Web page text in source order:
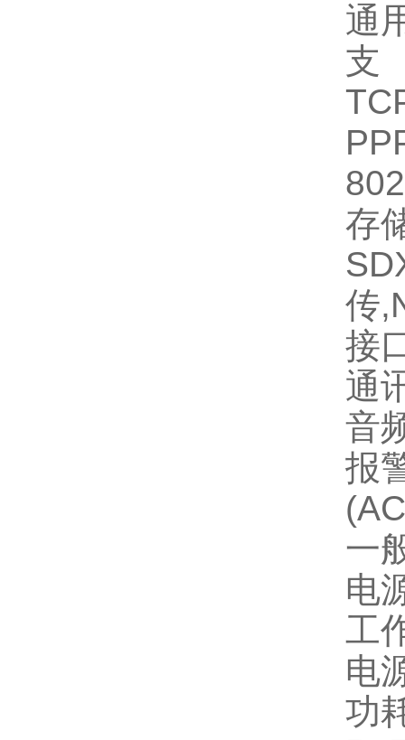
通
存
传
接
通
音
报
一
电
工
电
功